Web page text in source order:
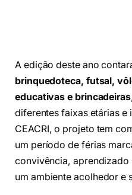
A edição deste ano
brinquedoteca, futsal,
educativas e brincadeiras
diferentes faixas etárias e
CEACRI, o projeto tem
um período de férias
convivência, aprendizado
um ambiente acolhedor e